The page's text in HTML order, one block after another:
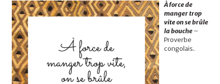
À force de
manger trop
vite on se brûle
la bouche–
Proverbe
congolais.